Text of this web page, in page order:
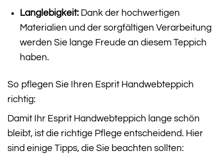
Langlebigkeit:Dank der hochwertigen
Materialien und der sorgfältigen Verarbeitung
werden Sie lange Freude an diesem Teppich
haben.
So pflegen Sie Ihren Esprit Handwebteppich
richtig:
Damit Ihr Esprit Handwebteppich lange schön
bleibt, ist die richtige Pflege entscheidend. Hier
sind einige Tipps, die Sie beachten sollten: